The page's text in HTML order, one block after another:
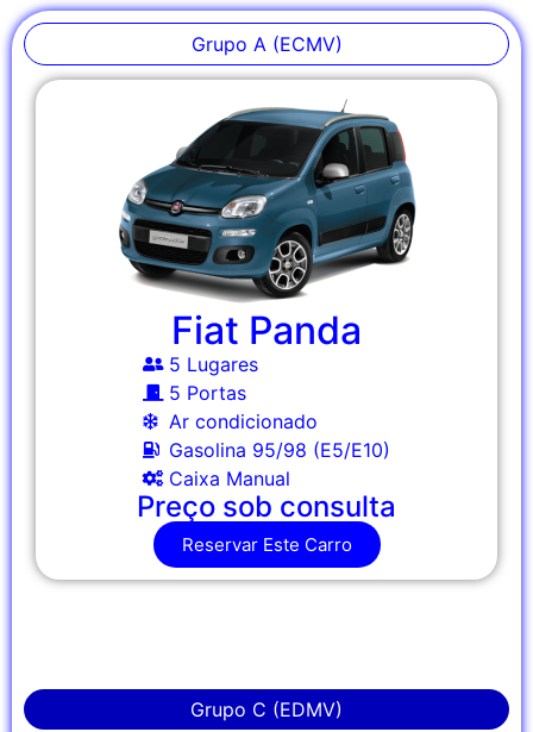
Grupo A (ECMV)
Grupo C (EDMV)
Fiat Panda
5 Lugares
5 Portas
Ar condicionado
Gasolina 95/98 (E5/E10)
Caixa Manual
Preço sob consulta
Reservar Este Carro